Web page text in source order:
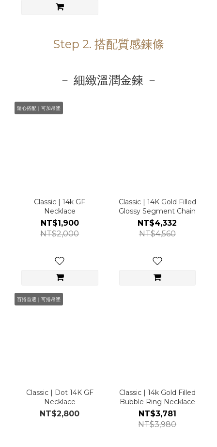
Step 2. 搭配質感鍊條
－ 細緻溫潤金鍊 －
隨心搭配｜可加吊墜
Classic | 14k GF
Necklace
NT$1,900
NT$2,000
Classic | 14K Gold Filled
Glossy Segment Chain
NT$4,332
NT$4,560
百搭首選｜可搭吊墜
Classic | Dot 14K GF
Necklace
NT$2,800
Classic | 14k Gold Filled
Bubble Ring Necklace
NT$3,781
NT$3,980